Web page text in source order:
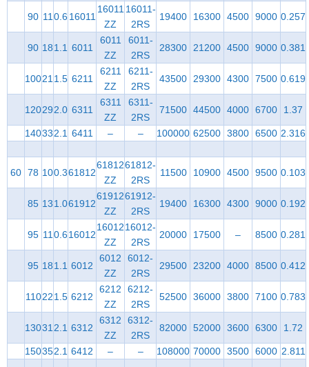
90 110.616011
16011
ZZ
16011-
2RS
19400 16300 4500 9000 0.257
90 181.1 6011
6011
ZZ
6011-
2RS
28300 21200 4500 9000 0.381
100211.5 6211
6211
ZZ
6211-
2RS
43500 29300 4300 7500 0.619
120292.0 6311
6311
ZZ
6311-
2RS
71500 44500 4000 6700 1.37
140332.1 6411 – – 100000 62500 3800 6500 2.316
60 78 100.361812
61812
ZZ
61812-
2RS
11500 10900 4500 9500 0.103
85 131.061912
61912
ZZ
61912-
2RS
19400 16300 4300 9000 0.192
95 110.616012
16012
ZZ
16012-
2RS
20000 17500 – 8500 0.281
95 181.1 6012
6012
ZZ
6012-
2RS
29500 23200 4000 8500 0.412
110221.5 6212
6212
ZZ
6212-
2RS
52500 36000 3800 7100 0.783
130312.1 6312
6312
ZZ
6312-
2RS
82000 52000 3600 6300 1.72
150352.1 6412 – – 108000 70000 3500 6000 2.811